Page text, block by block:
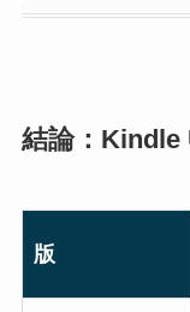
結論：Kindle
版